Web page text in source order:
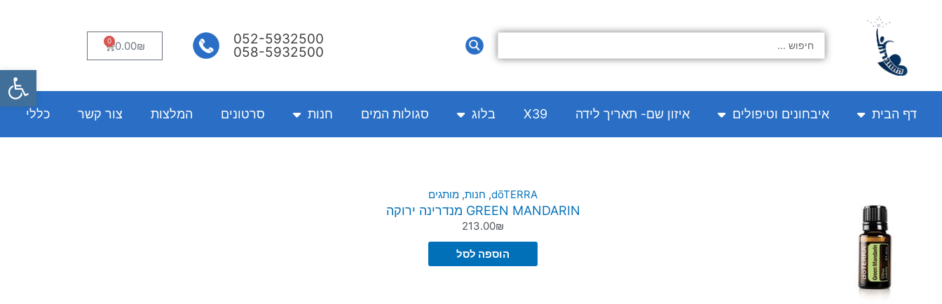
...
052-5932500
058-5932500
0.00₪
0
עגלת
קניות
דף הבית איבחונים וטיפולים איזון שם- תאריך לידה X39 בלוג סגולות המים חנות סרטונים המלצות צור קשר כללי
dōTERRA
, חנות, מותגים
GREEN MANDARIN מנדרינה ירוקה
213.00₪
הוספה לסל